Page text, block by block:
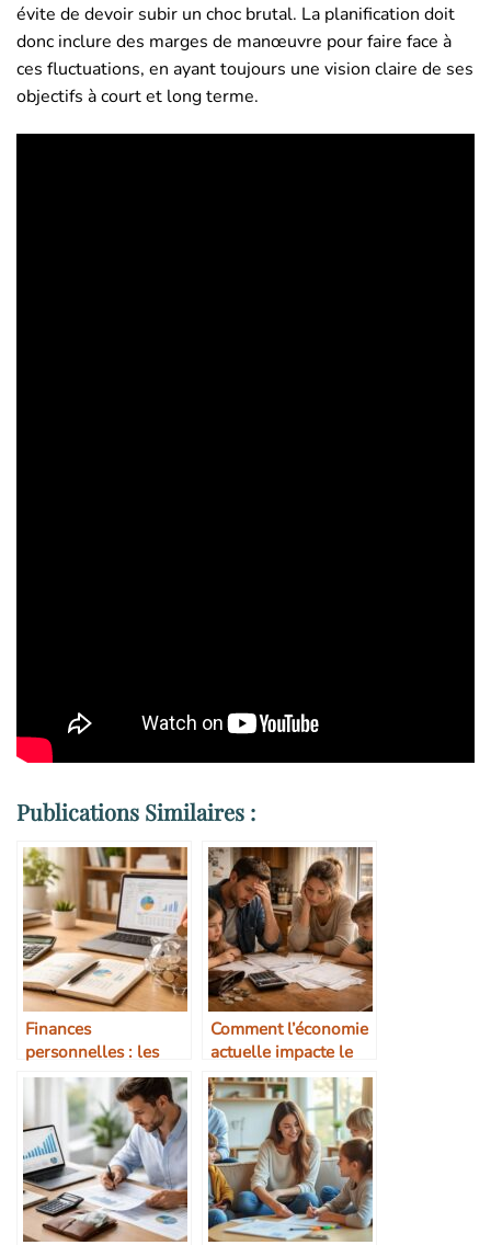
évite de devoir subir un choc brutal. La planification doit
donc inclure des marges de manœuvre pour faire face à
ces fluctuations, en ayant toujours une vision claire de ses
objectifs à court et long terme.
Publications Similaires :
Finances
personnelles : les
bases pour éviter les
erreurs
Comment l’économie
actuelle impacte le
budget du foyer